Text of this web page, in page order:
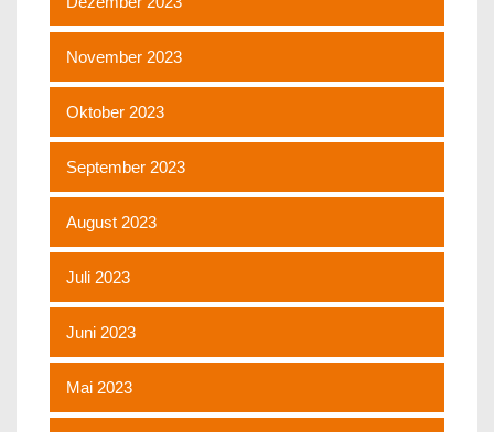
November 2023
Oktober 2023
September 2023
August 2023
Juli 2023
Juni 2023
Mai 2023